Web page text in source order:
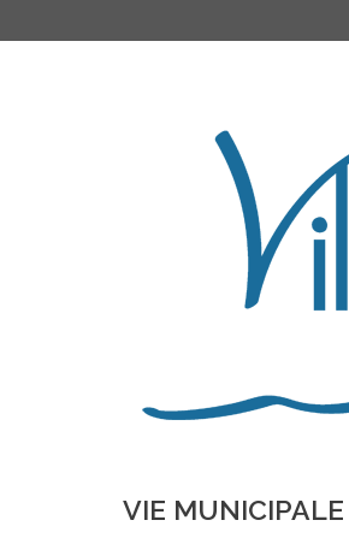
VIE MUNICIPALE